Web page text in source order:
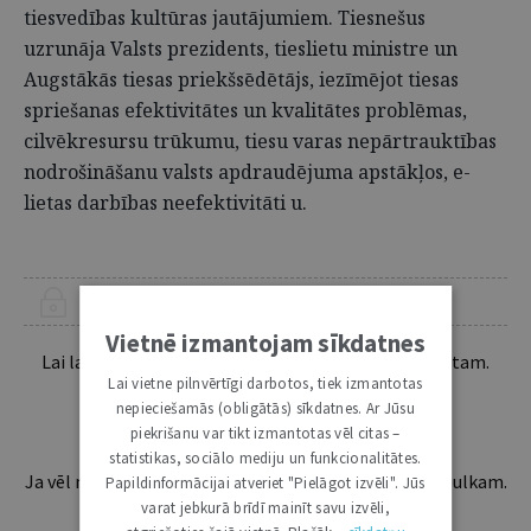
tiesvedības kultūras jautājumiem. Tiesnešus
uzrunāja Valsts prezidents, tieslietu ministre un
Augstākās tiesas priekšsēdētājs, iezīmējot tiesas
spriešanas efektivitātes un kvalitātes problēmas,
cilvēkresursu trūkumu, tiesu varas nepārtrauktības
nodrošināšanu valsts apdraudējuma apstākļos, e-
lietas darbības neefektivitāti u.
Lai lasītu šo rakstu tālāk, Tev jābūt žurnāla abonentam.
Esošos abonentus lūdzam autorizēties:
Ja vēl neesi abonents, aicinām pievienoties lasītāju pulkam.
Iegūsi tūlītēju piekļuvi digitālajam saturam!
Vietnē izmantojam sīkdatnes
Lai vietne pilnvērtīgi darbotos, tiek izmantotas
nepieciešamās (obligātās) sīkdatnes. Ar Jūsu
piekrišanu var tikt izmantotas vēl citas –
statistikas, sociālo mediju un funkcionalitātes.
Papildinformācijai atveriet "Pielāgot izvēli". Jūs
varat jebkurā brīdī mainīt savu izvēli,